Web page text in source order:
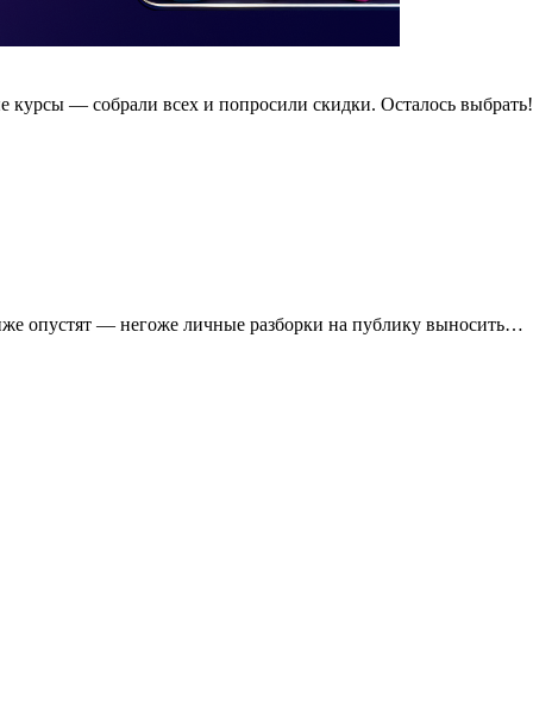
курсы — собрали всех и попросили скидки. Осталось выбрать!
опустят — негоже личные разборки на публику выносить…